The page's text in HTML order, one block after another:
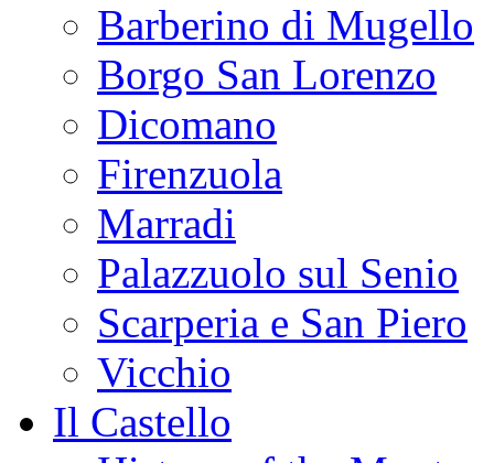
Barberino di Mugello
Borgo San Lorenzo
Dicomano
Firenzuola
Marradi
Palazzuolo sul Senio
Scarperia e San Piero
Vicchio
Il Castello